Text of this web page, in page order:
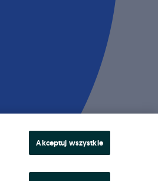
Akceptuj wszystkie